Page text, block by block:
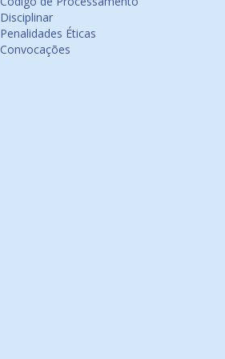
Disciplinar
Penalidades Éticas
Convocações